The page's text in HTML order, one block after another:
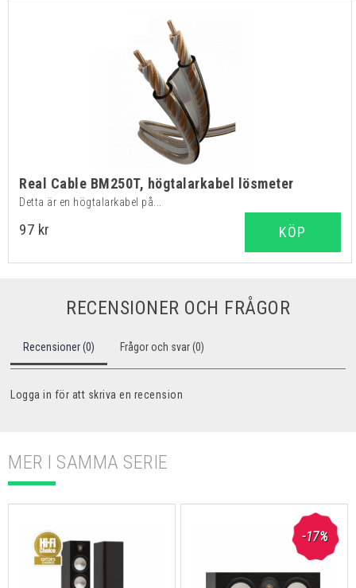
Real Cable BM250T, högtalarkabel lösmeter
Detta är en högtalarkabel på...
97 kr KÖP
RECENSIONER OCH FRÅGOR
Recensioner (0) Frågor och svar (0)
Logga in för att skriva en recension
MER I SAMMA SERIE
-17%